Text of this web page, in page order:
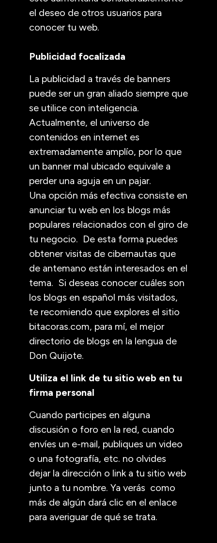
el deseo de otros usuarios para
conocer tu web.
Publicidad focalizada
La publicidad a través de banners
puede ser un gran aliado siempre que
se utilice con inteligencia.
Actualmente, el universo de
contenidos en internet es
extremadamente amplío, por lo que
un banner mal ubicado equivale a
perder una aguja en un pajar.
Una opción más efectiva consiste en
anunciar tu web en los blogs más
populares relacionados con el giro de
tu negocio. De esta forma puedes
obtener visitas de cibernautas que
de antemano están interesados en el
tema. Si deseas conocer cuáles son
los blogs en español más visitados,
te recomiendo que explores el sitio
bitacoras.com, para mí, el mejor
directorio de blogs en la lengua de
Don Quijote.
Utiliza el link de tu sitio web en tu
firma personal
Cuando participes en alguna
discusión o foro en la red, cuando
envíes un e-mail, publiques un video
o una fotografía, etc. no olvides
dejar la dirección o link a tu sitio web
junto a tu nombre. Ya verás como
más de algún dará clic en el enlace
para averiguar de qué se trata.